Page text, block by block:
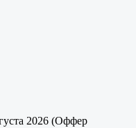
2026 (Оффер